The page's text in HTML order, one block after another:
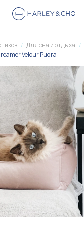
Для сна и отдыха
Velour Pudra